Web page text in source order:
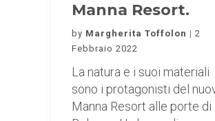
Manna Resort.
by Margherita Toffolon
2
Febbraio 2022
La natura e i suoi materiali
sono i protagonisti del
Manna Resort alle porte di